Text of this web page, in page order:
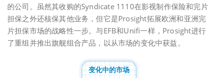
的公司。虽然其收购的Syndicate 1110在影视制作保险和完片
担保之外还核保其他业务，但它是Prosight拓展欧洲和亚洲完
片担保市场的战略性一步。与EFB和Unifi一样，Prosight进行
了重组并推出旗舰组合产品，以从市场的变化中获益。
变化中的市场